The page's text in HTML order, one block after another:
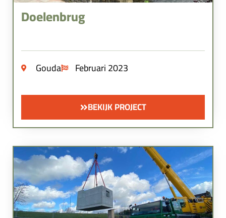
Doelenbrug
Gouda Februari 2023
BEKIJK PROJECT